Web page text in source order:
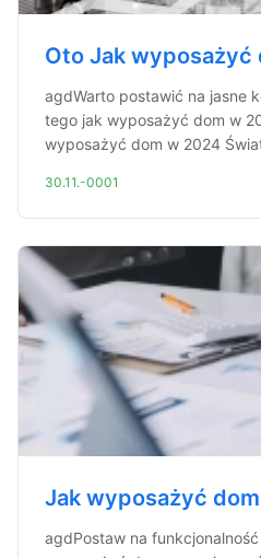
Oto Jak wyposażyć
agdWarto postawić na jasne
tego jak wyposażyć dom w
wyposażyć dom w 2024
30.11.-0001
Jak wyposażyć
agdPostaw na